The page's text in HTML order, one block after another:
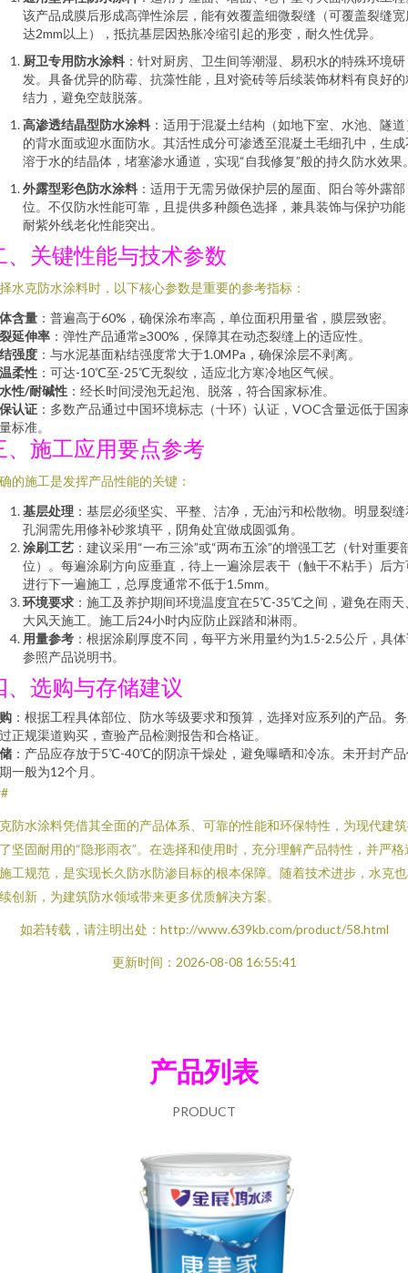
该产品成膜后形成高弹性涂层，能有效覆盖细微裂缝（可覆盖裂缝宽
达2mm以上），抵抗基层因热胀冷缩引起的形变，耐久性优异。
厨卫专用防水涂料 ：针对厨房、卫生间等潮湿、易积水的特殊环境研
发。具备优异的防霉、抗藻性能，且对瓷砖等后续装饰材料有良好的
结力，避免空鼓脱落。
高渗透结晶型防水涂料 ：适用于混凝土结构（如地下室、水池、隧
的背水面或迎水面防水。其活性成分可渗透至混凝土毛细孔中，生成
溶于水的结晶体，堵塞渗水通道，实现“自我修复”般的持久防水效果
外露型彩色防水涂料 ：适用于无需另做保护层的屋面、阳台等外露部
位。不仅防水性能可靠，且提供多种颜色选择，兼具装饰与保护功能
耐紫外线老化性能突出。
、关键性能与技术参数
水克防水涂料时，以下核心参数是重要的参考指标：
含量 ：普遍高于60%，确保涂布率高，单位面积用量省，膜层致密。
延伸率 ：弹性产品通常≥300%，保障其在动态裂缝上的适应性。
强度 ：与水泥基面粘结强度常大于1.0MPa，确保涂层不剥离。
柔性 ：可达-10℃至-25℃无裂纹，适应北方寒冷地区气候。
性/耐碱性 ：经长时间浸泡无起泡、脱落，符合国家标准。
认证 ：多数产品通过中国环境标志（十环）认证，VOC含量远低于国
标准。
、施工应用要点参考
的施工是发挥产品性能的关键：
基层处理 ：基层必须坚实、平整、洁净，无油污和松散物。明显裂缝
孔洞需先用修补砂浆填平，阴角处宜做成圆弧角。
涂刷工艺 ：建议采用“一布三涂”或“两布五涂”的增强工艺（针对重要
位）。每遍涂刷方向应垂直，待上一遍涂层表干（触干不粘手）后方
进行下一遍施工，总厚度通常不低于1.5mm。
环境要求 ：施工及养护期间环境温度宜在5℃-35℃之间，避免在雨天
大风天施工。施工后24小时内应防止踩踏和淋雨。
用量参考 ：根据涂刷厚度不同，每平方米用量约为1.5-2.5公斤，具
参照产品说明书。
、选购与存储建议
：根据工程具体部位、防水等级要求和预算，选择对应系列的产品。
正规渠道购买，查验产品检测报告和合格证。
：产品应存放于5℃-40℃的阴凉干燥处，避免曝晒和冷冻。未开封产
一般为12个月。
防水涂料凭借其全面的产品体系、可靠的性能和环保特性，为现代建
坚固耐用的“隐形雨衣”。在选择和使用时，充分理解产品特性，并严格
工规范，是实现长久防水防渗目标的根本保障。随着技术进步，水克
创新，为建筑防水领域带来更多优质解决方案。
如若转载，请注明出处：http://www.639kb.com/product/58.html
更新时间：2026-08-08 16:55:41
产品列表
PRODUCT